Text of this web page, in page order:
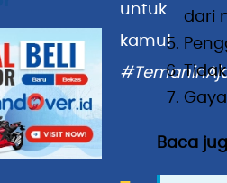
dari
Baca
untuk
kamu!